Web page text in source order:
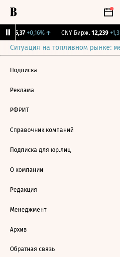
115,37 +0,16%↑ CNY Бирж. 12,239
Ситуация на топливном рынке:
Подписка
Реклама
РФРИТ
Справочник компаний
Подписка для юр.лиц
О компании
Редакция
Менеджмент
Архив
Обратная связь